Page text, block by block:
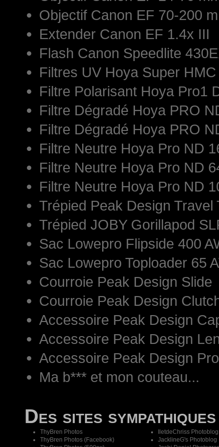
Objectif Canon EF 70-200
Extender Canon EF 1.4x III
Flash Canon Speedlite
Filtres UV Hoya Super
Filtre Polarisant Hoya Pro1
Filtre Dégradé Hoya PRO
Filtre Dégradé Hoya PRO
Filtre Neutre Hoya Pro ND
Filtre Neutre Hoya Pro ND
Filtre Neutre Hoya Pro ND
Trépied Peak Design Travel
Trépied JOBY Gorillapod
Sac Lowepro Flipside 400
Sac Lowepro Toploader 65
Courroie Peak Design Slide
Courroie Peak Design
Accessoire Peak Design
Accessoire Peak Design
Accessoire Peak Design
Ma b*** et mon couteau...
Des sites sympathiques
ThyBren Photos
ThyBren Photos (Facebook)
IletdeChriss Photoblog
JacklineG's Photoblog